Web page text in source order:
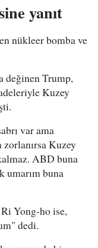
yanıt
nükleer bomba ve
değinen Trump,
Kuzey
var ama
Kuzey
ABD buna
umarım buna
Yong-ho ise,
dedi.